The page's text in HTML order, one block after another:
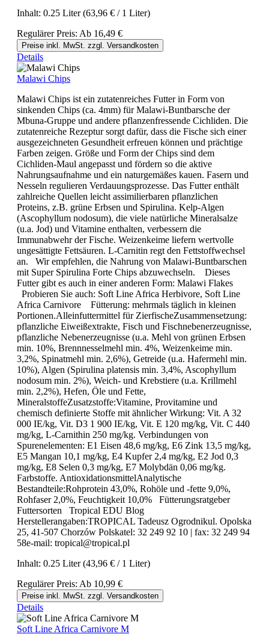
Inhalt: 0.25 Liter(63,96 € / 1 Liter)
Regulärer Preis: Ab 16,49 €
Preise inkl. MwSt. zzgl. Versandkosten
Details
Malawi Chips
Malawi Chips ist ein zutatenreiches Futter in Form von
sinkenden Chips (ca. 4mm) für Malawi-Buntbarsche der
Mbuna-Gruppe und andere pflanzenfressende Cichliden. Die
zutatenreiche Rezeptur sorgt dafür, dass die Fische sich einer
ausgezeichneten Gesundheit erfreuen können und prächtige
Farben zeigen. Größe und Form der Chips sind dem
Cichliden-Maul angepasst und fördern so die aktive
Nahrungsaufnahme und ein naturgemäßes kauen. Fasern und
Nesseln regulieren Verdauungsprozesse. Das Futter enthält
zahlreiche Quellen leicht assimilierbaren pflanzlichen
Proteins, z.B. grüne Erbsen und Spirulina. Kelp-Algen
(Ascophyllum nodosum), die viele natürliche Mineralsalze
(u.a. Jod) und Vitamine enthalten, verbessern die
Immunabwehr der Fische. Weizenkeime liefern wertvolle
ungesättigte Fettsäuren. L-Carnitin regt den Fettstoffwechsel
an. Wir empfehlen, die Nahrung von Malawi-Buntbarschen
mit Super Spirulina Forte Chips abzuwechseln. Dieses
Futter gibt es auch in einer anderen Form: Malawi Flakes
Probieren Sie auch: Soft Line Africa Herbivore, Soft Line
Africa Carnivore Fütterung: mehrmals täglich in kleinen
Portionen.Alleinfuttermittel für ZierfischeZusammensetzung:
pflanzliche Eiweißextrakte, Fisch und Fischnebenerzeugnisse,
pflanzliche Nebenerzeugnisse (u.a. Mehl von grünen Erbsen
min. 10%, Brennnesselmehl min. 4%, Weizenkeime min.
3,2%, Spinatmehl min. 2,6%), Getreide (u.a. Hafermehl min.
10%), Algen (Spirulina platensis min. 3,4%, Ascophyllum
nodosum min. 2%), Weich- und Krebstiere (u.a. Krillmehl
min. 2,2%), Hefen, Öle und Fette,
MineralstoffeZusatzstoffe:Vitamine, Provitamine und
chemisch definierte Stoffe mit ähnlicher Wirkung: Vit. A 32
000 IE/kg, Vit. D3 1 900 IE/kg, Vit. E 120 mg/kg, Vit. C 440
mg/kg, L-Carnithin 250 mg/kg. Verbindungen von
Spurenelementen: E1 Eisen 48,6 mg/kg, E6 Zink 13,5 mg/kg,
E5 Mangan 10,1 mg/kg, E4 Kupfer 2,4 mg/kg, E2 Jod 0,3
mg/kg, E8 Selen 0,3 mg/kg, E7 Molybdän 0,06 mg/kg.
Farbstoffe. AntioxidationsmittelAnalytische
Bestandteile:Rohprotein 43,0%, Rohöle und -fette 9,0%,
Rohfaser 2,0%, Feuchtigkeit 10,0% Fütterungsratgeber
Futtersorten Tropical EDU Blog
Herstellerangaben:TROPICAL Tadeusz Ogrodnikul. Opolska
25, 41-507 Chorzów Polskatel: 32 249 92 10 | fax: 32 249 94
58e-mail: tropical@tropical.pl
Inhalt: 0.25 Liter(43,96 € / 1 Liter)
Regulärer Preis: Ab 10,99 €
Preise inkl. MwSt. zzgl. Versandkosten
Details
Soft Line Africa Carnivore M